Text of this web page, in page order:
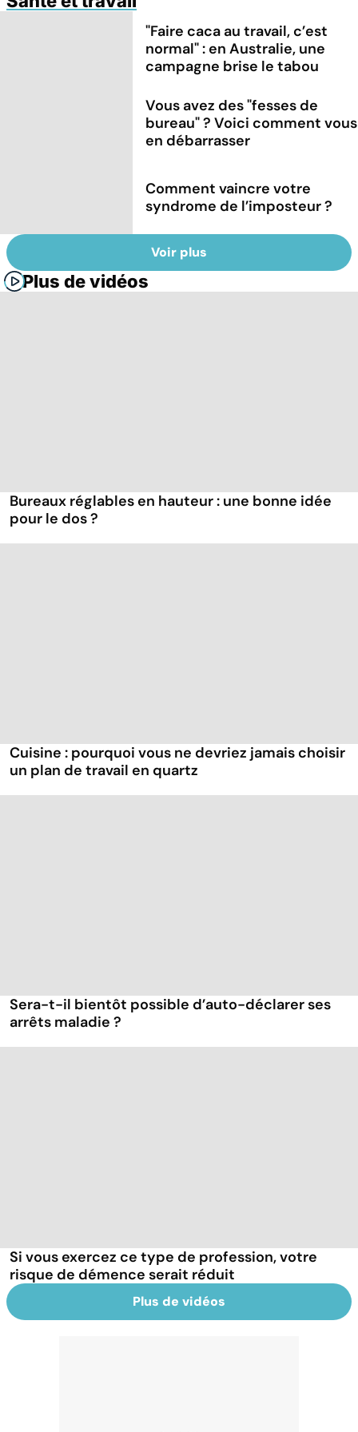
"Faire caca au travail, c’est
normal" : en Australie, une
campagne brise le tabou
Vous avez des "fesses de
bureau" ? Voici comment vous
en débarrasser
Comment vaincre votre
syndrome de l’imposteur ?
Voir plus
Plus de vidéos
Bureaux réglables en hauteur : une bonne idée
pour le dos ?
Cuisine : pourquoi vous ne devriez jamais choisir
un plan de travail en quartz
Sera-t-il bientôt possible d’auto-déclarer ses
arrêts maladie ?
Si vous exercez ce type de profession, votre
risque de démence serait réduit
Plus de vidéos